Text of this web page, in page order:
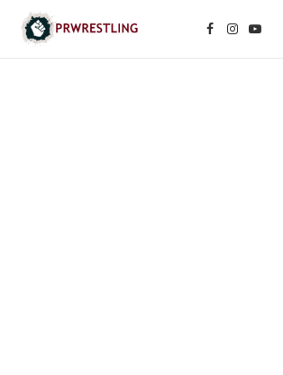
Facebook